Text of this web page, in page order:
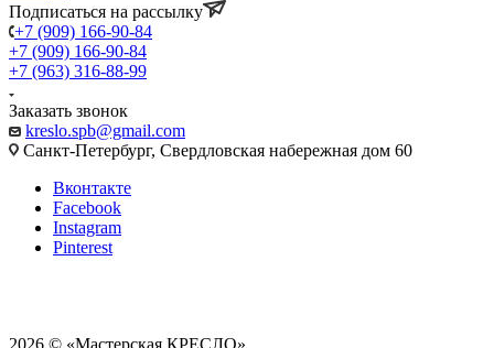
Подписаться на рассылку
+7 (909) 166-90-84
+7 (909) 166-90-84
+7 (963) 316-88-99
Заказать звонок
kreslo.spb@gmail.com
Санкт-Петербург, Свердловская набережная дом 60
Вконтакте
Facebook
Instagram
Pinterest
2026 © «Мастерская КРЕСЛО»